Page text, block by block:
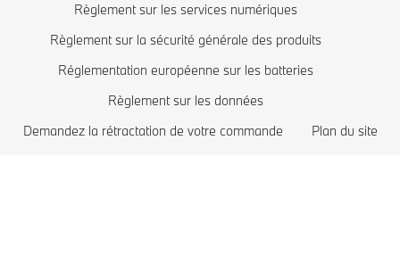
Réservez votre essai
Recommandation personnalisée de BMW
BMW MRèglement sur les services numériques
Règlement sur la sécurité générale des produits
Réglementation européenne sur les batteries
Règlement sur les données
Demandez la rétractation de votre commande
Plan du site